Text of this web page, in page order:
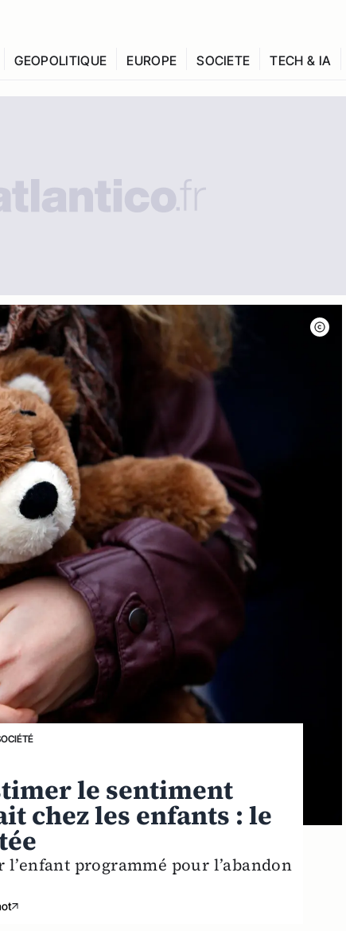
GEOPOLITIQUE EUROPE SOCIETE TECH & IA
le sentiment
chez les enfants : le
programmé pour l’abandon